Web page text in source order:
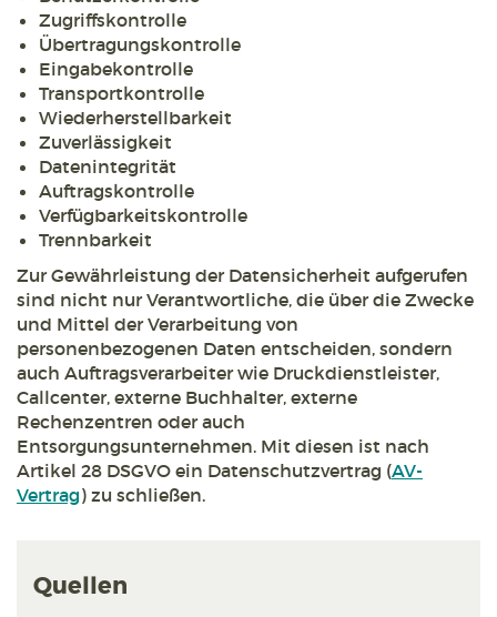
Zugriffskontrolle
Übertragungskontrolle
Eingabekontrolle
Transportkontrolle
Wiederherstellbarkeit
Zuverlässigkeit
Datenintegrität
Auftragskontrolle
Verfügbarkeitskontrolle
Trennbarkeit
Zur Gewährleistung der Datensicherheit aufgerufen
sind nicht nur Verantwortliche, die über die Zwecke
und Mittel der Verarbeitung von
personenbezogenen Daten entscheiden, sondern
auch Auftragsverarbeiter wie Druckdienstleister,
Callcenter, externe Buchhalter, externe
Rechenzentren oder auch
Entsorgungsunternehmen. Mit diesen ist nach
Artikel 28 DSGVO ein Datenschutzvertrag (AV-
Vertrag) zu schließen.
Quellen